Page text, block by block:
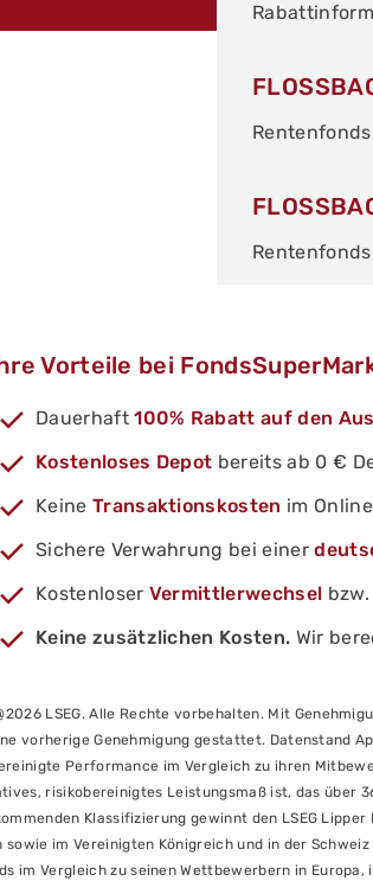
Rentenfonds
Rentenfonds
Vorteile bei
Dauerhaft100% Rabatt auf den
Kostenloses Depot bereits ab 0 €
Keine Transaktionskosten im
Sichere Verwahrung bei einer
Kostenloser Vermittlerwechsel bzw.
Keine zusätzlichen Kosten. Wir
LSEG. Alle Rechte vorbehalten. Mit
vorherige Genehmigung gestattet. Datenstand
Performance im Vergleich zu ihren
risikobereinigtes Leistungsmaß ist, das über
Klassifizierung gewinnt den LSEG
im Vereinigten Königreich und in der
im Vergleich zu seinen Wettbewerbern in